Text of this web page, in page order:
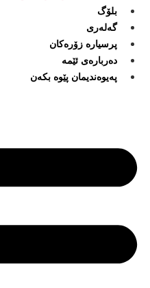
بلۆگ
گەلەری
پرسیارە زۆرەکان
دەربارەی ئێمە
پەیوەندیمان پێوە بکەن